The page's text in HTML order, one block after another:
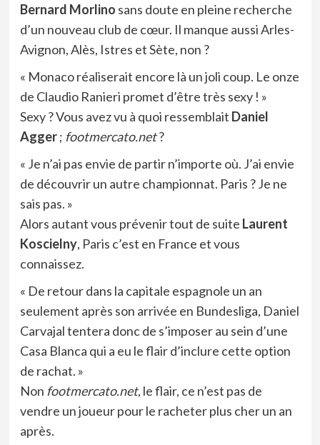
Bernard Morlino sans doute en pleine recherche
d’un nouveau club de cœur. Il manque aussi Arles-
Avignon, Alès, Istres et Sète, non ?
« Monaco réaliserait encore là un joli coup. Le onze
de Claudio Ranieri promet d’être très sexy ! »
Sexy ? Vous avez vu à quoi ressemblait Daniel
Agger; footmercato.net?
« Je n’ai pas envie de partir n’importe où. J’ai envie
de découvrir un autre championnat. Paris ? Je ne
sais pas. »
Alors autant vous prévenir tout de suite Laurent
Koscielny, Paris c’est en France et vous
connaissez.
« De retour dans la capitale espagnole un an
seulement après son arrivée en Bundesliga, Daniel
Carvajal tentera donc de s’imposer au sein d’une
Casa Blanca qui a eu le flair d’inclure cette option
de rachat. »
Non footmercato.net, le flair, ce n’est pas de
vendre un joueur pour le racheter plus cher un an
après.